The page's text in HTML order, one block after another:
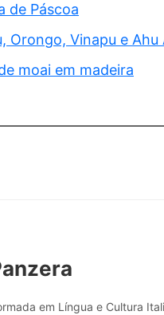
de Páscoa
Orongo, Vinapu e Ahu
moai em madeira
em Língua e Cultura